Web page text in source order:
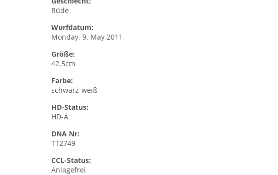
Rüde
Wurfdatum:
Monday, 9. May 2011
Größe:
42,5cm
Farbe:
schwarz-weiß
HD-Status:
HD-A
DNA Nr:
TT2749
CCL-Status:
Anlagefrei